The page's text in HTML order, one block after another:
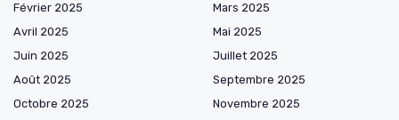
Février 2025
Mars 2025
Avril 2025
Mai 2025
Juin 2025
Juillet 2025
Août 2025
Septembre 2025
Octobre 2025
Novembre 2025